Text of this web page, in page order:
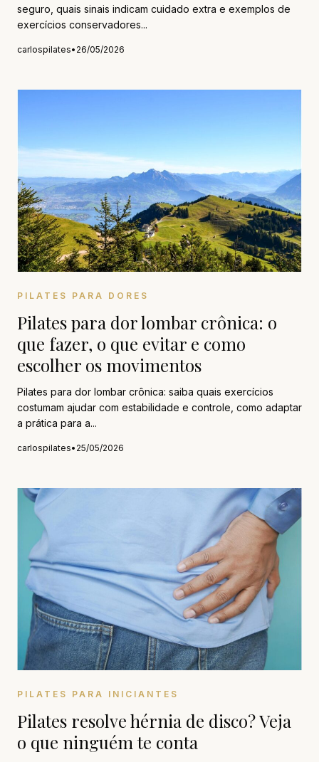
seguro, quais sinais indicam cuidado extra e exemplos de
exercícios conservadores...
carlospilates• 26/05/2026
PILATES PARA DORES
Pilates para dor lombar crônica: o
que fazer, o que evitar e como
escolher os movimentos
Pilates para dor lombar crônica: saiba quais exercícios
costumam ajudar com estabilidade e controle, como adaptar
a prática para a...
carlospilates• 25/05/2026
PILATES PARA INICIANTES
Pilates resolve hérnia de disco? Veja
o que ninguém te conta